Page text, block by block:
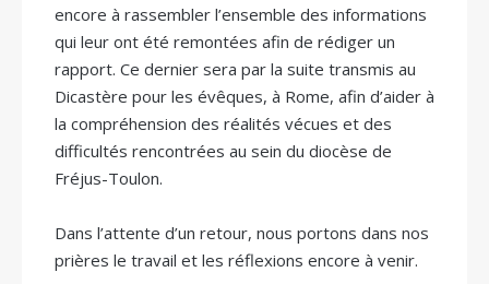
encore à rassembler l’ensemble des informations
qui leur ont été remontées afin de rédiger un
rapport. Ce dernier sera par la suite transmis au
Dicastère pour les évêques, à Rome, afin d’aider à
la compréhension des réalités vécues et des
difficultés rencontrées au sein du diocèse de
Fréjus-Toulon.
Dans l’attente d’un retour, nous portons dans nos
prières le travail et les réflexions encore à venir.